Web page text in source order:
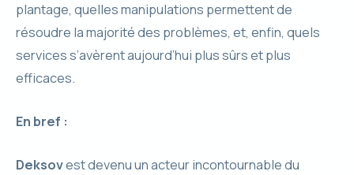
plantage, quelles manipulations permettent de
résoudre la majorité des problèmes, et, enfin, quels
services s’avèrent aujourd’hui plus sûrs et plus
efficaces.
En bref :
Deksovest devenu un acteur incontournable du